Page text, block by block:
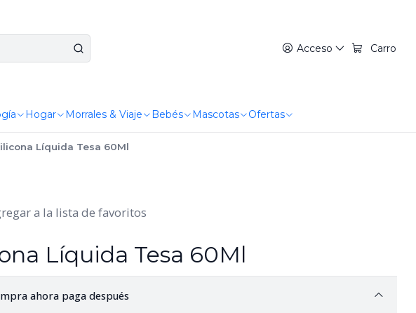
Acceso Carro
Hogar Morrales & Viaje Bebés Mascotas Ofertas
Líquida Tesa 60Ml
a la lista de favoritos
Líquida Tesa 60Ml
ahora paga después